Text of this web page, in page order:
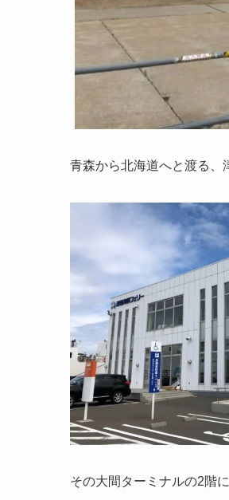
青森から北海道へと渡る、
その大間ターミナルの2階に